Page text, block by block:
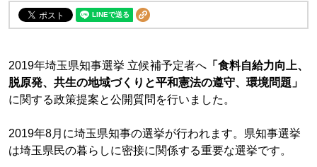
2019年埼玉県知事選挙 立候補予定者へ 「食料自給力向上、
脱原発、共生の地域づくりと平和憲法の遵守、環境問題」
に関する政策提案と公開質問を行いました。
2019年8月に埼玉県知事の選挙が行われます。県知事選挙
は埼玉県民の暮らしに密接に関係する重要な選挙です。